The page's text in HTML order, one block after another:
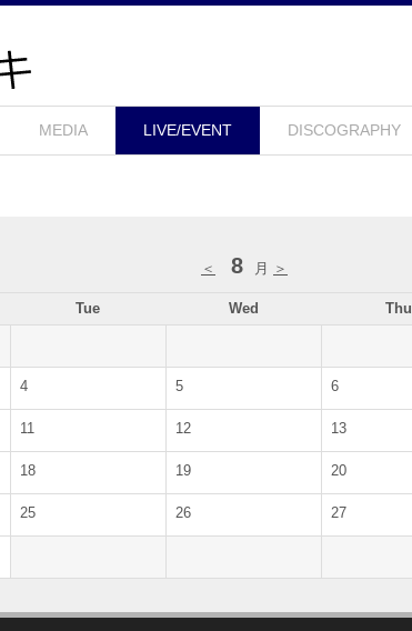
MEDIA LIVE/EVENT DISCOGRAPHY
＜ 8 月 ＞
Tue Wed Thu
4 5 6
11 12 13
18 19 20
25 26 27